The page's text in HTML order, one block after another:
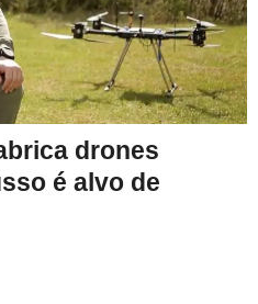
drones
é alvo de